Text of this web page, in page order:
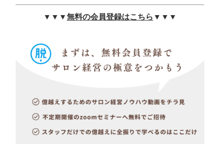
▼▼▼無料の会員登録はこちら ▼▼▼